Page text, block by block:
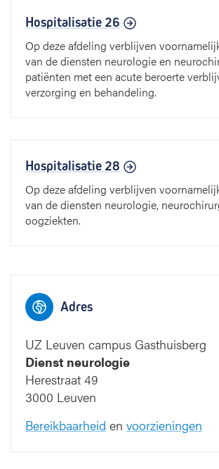
Hospitalisatie 26
Op deze afdeling verblijven
van de diensten neurologie en
patiënten met een acute beroerte
verzorging en behandeling.
Hospitalisatie 28
Op deze afdeling verblijven
van de diensten neurologie,
oogziekten.
Adres
UZ Leuven campus Gasthuisberg
Dienst neurologie
Herestraat 49
3000 Leuven
Bereikbaarheid en voorzieningen